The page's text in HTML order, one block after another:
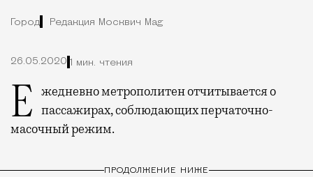
Город Редакция Москвич Mag
26.05.2020 1 мин. чтения
Ежедневно метрополитен отчитывается о пассажирах, соблюдающих перчаточно-
масочный режим.
ПРОДОЛЖЕНИЕ НИЖЕ